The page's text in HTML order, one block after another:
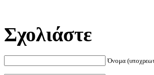
Σχολιάστε
Όνομα